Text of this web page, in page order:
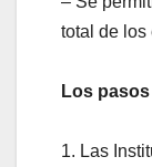
total de los
Los
1. Las